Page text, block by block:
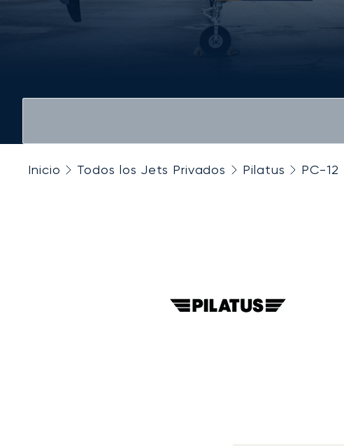
Inicio Todos los Jets Privados Pilatus PC-12